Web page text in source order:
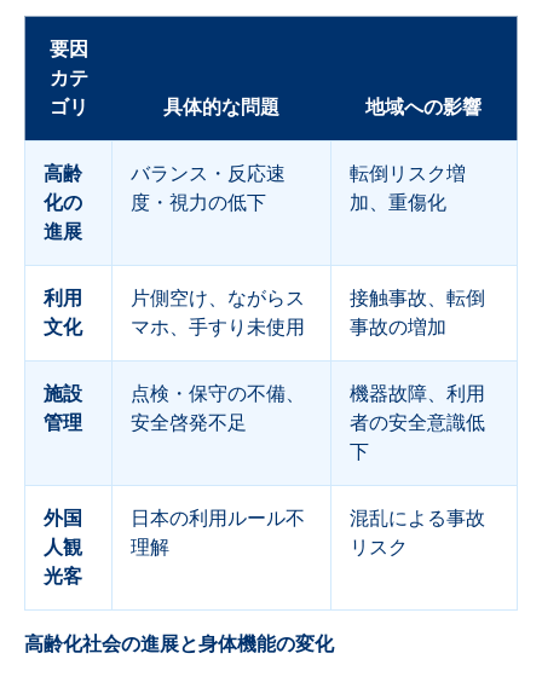
要因
カテ
ゴリ
具体的な問題 地域への影響
高齢
化の
進展
バランス・反応速
度・視力の低下
転倒リスク増
加、重傷化
利用
文化
片側空け、ながらス
マホ、手すり未使用
接触事故、転倒
事故の増加
施設
管理
点検・保守の不備、
安全啓発不足
機器故障、利用
者の安全意識低
下
外国
人観
光客
日本の利用ルール不
理解
混乱による事故
リスク
高齢化社会の進展と身体機能の変化